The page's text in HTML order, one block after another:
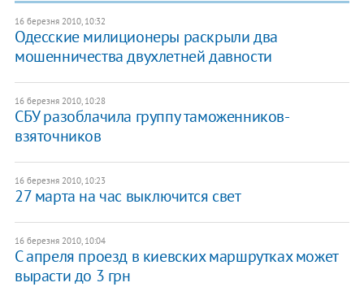
16 березня 2010, 10:32
Одесские милиционеры раскрыли два
мошенничества двухлетней давности
16 березня 2010, 10:28
СБУ разоблачила группу таможенников-
взяточников
16 березня 2010, 10:23
27 марта на час выключится свет
16 березня 2010, 10:04
С апреля проезд в киевских маршрутках может
вырасти до 3 грн